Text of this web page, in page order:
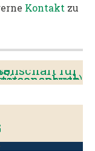
Kontakt zu